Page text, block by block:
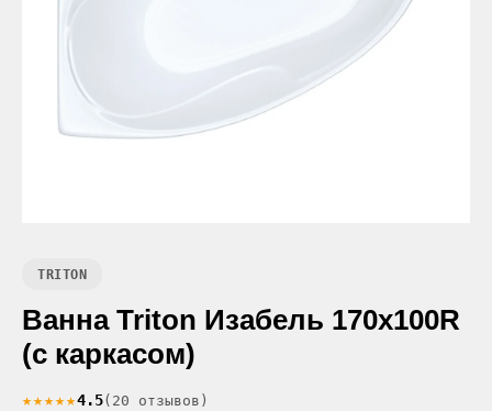
TRITON
Ванна Triton Изабель 170x100R
(с каркасом)
★★★★★4.5(20 отзывов)